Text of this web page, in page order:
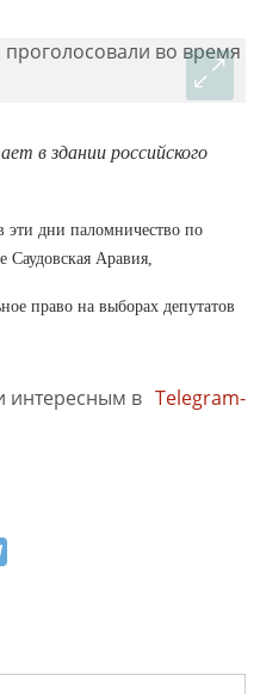
в здании российского
дни паломничество по
Саудовская Аравия,
право на выборах депутатов
интересным в Telegram-